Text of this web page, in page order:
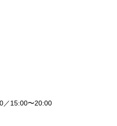
／15:00〜20:00